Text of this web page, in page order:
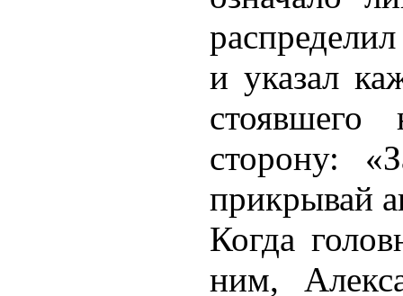
и указал
сторону:
прикрывай
Когда
ним,